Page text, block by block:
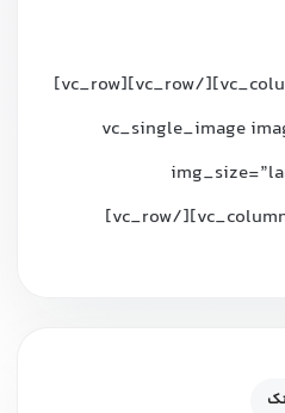
[/vc_column_text][/vc_column][/vc_row][vc_row]